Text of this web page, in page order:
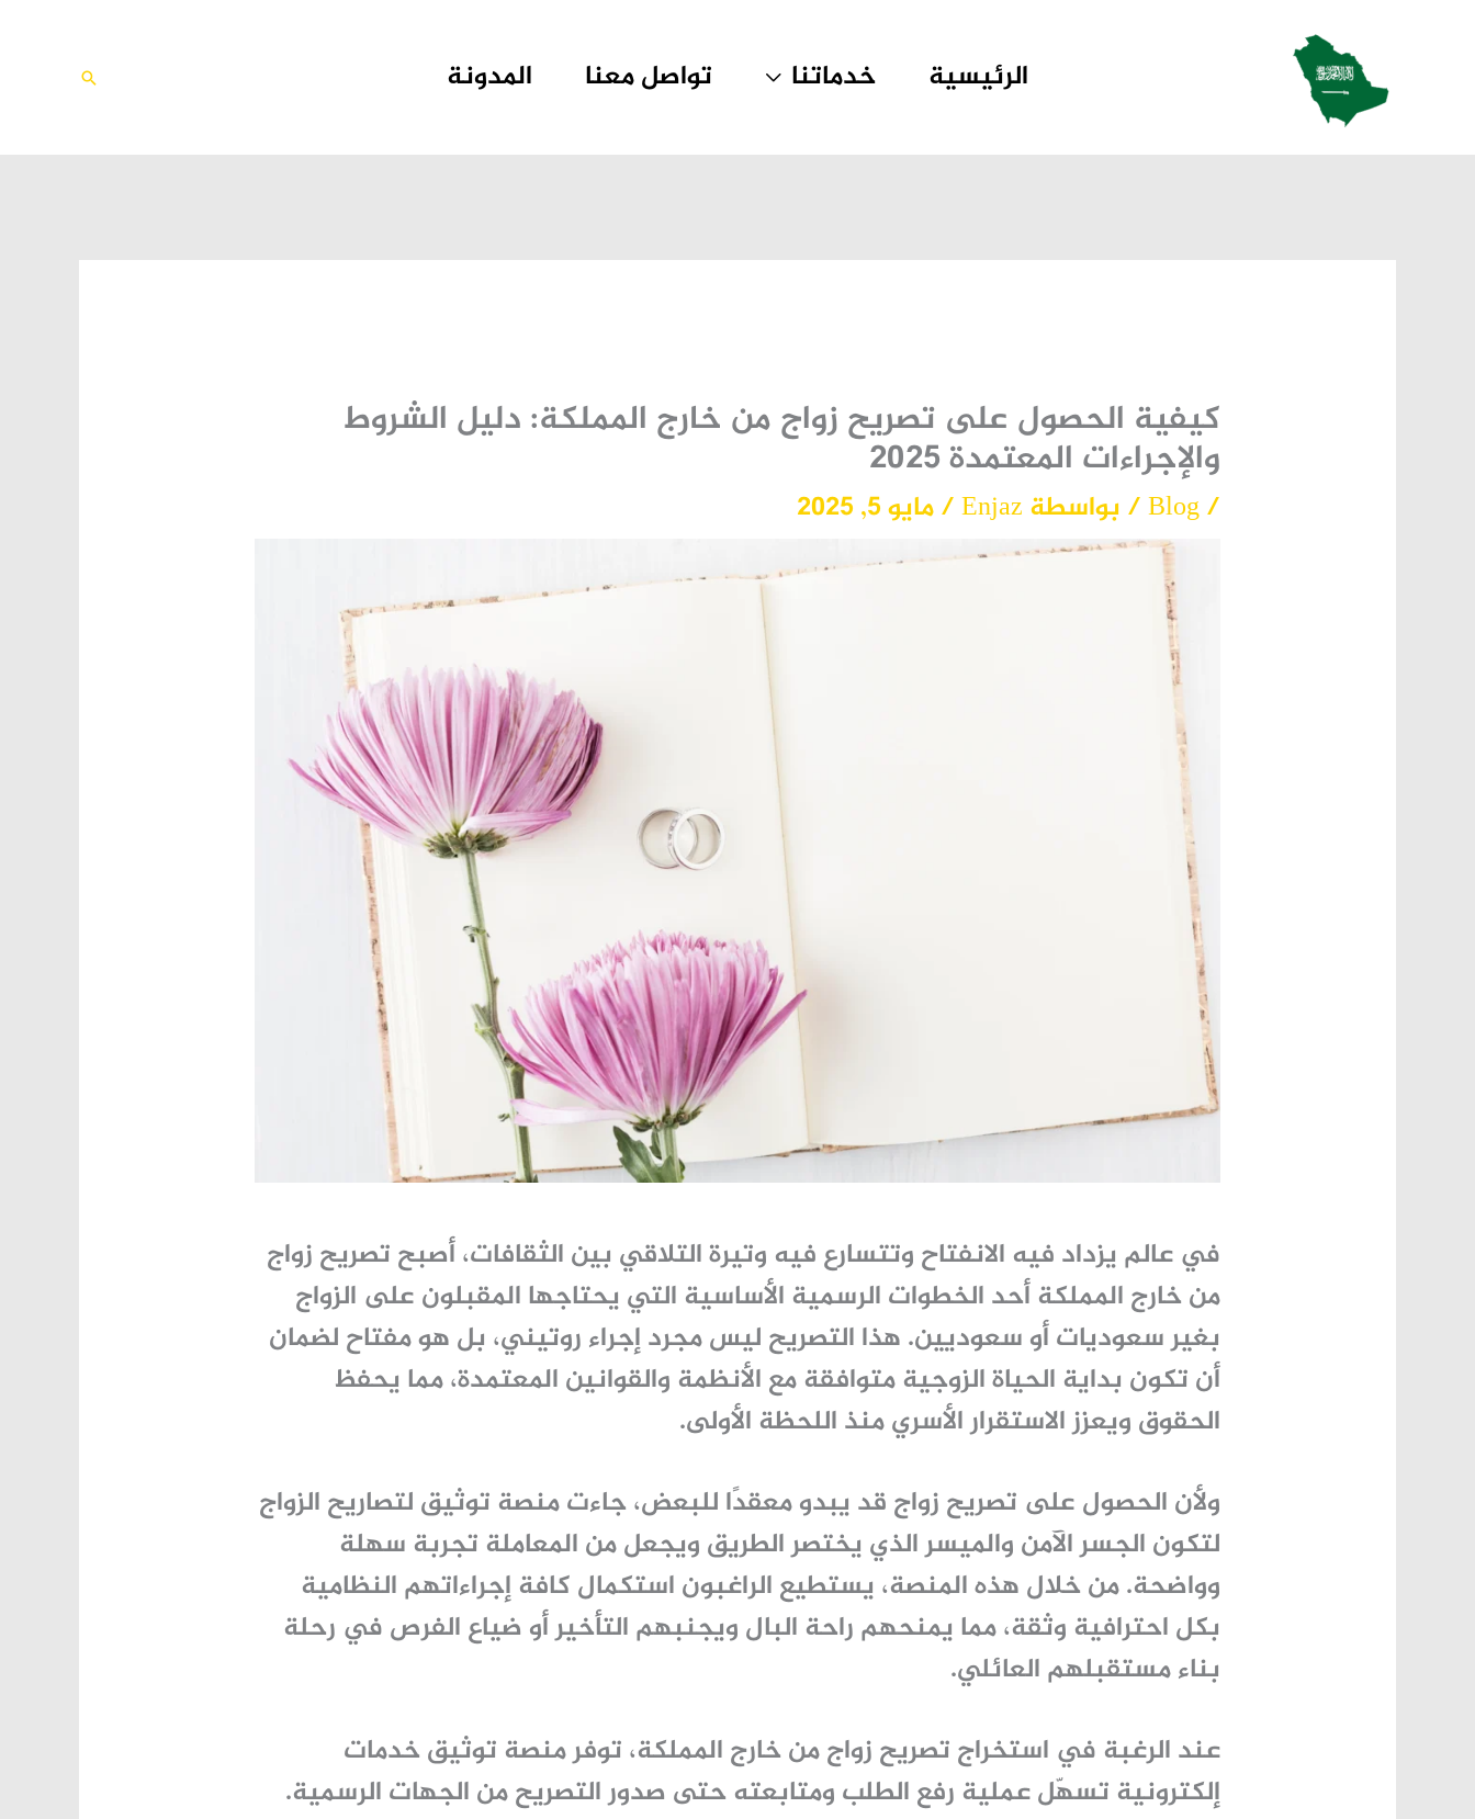
المحتوى
الرئيسية خدماتنا تواصل معنا المدونة البحث
كيفية الحصول على تصريح زواج من خارج المملكة: دليل الشروط
والإجراءات المعتمدة 2025
/
Blog/ بواسطة Enjaz
/مايو 5, 2025
في عالم يزداد فيه الانفتاح وتتسارع فيه وتيرة التلاقي بين الثقافات، أصبح تصريح زواج
من خارج المملكة​​ أحد الخطوات الرسمية الأساسية التي يحتاجها المقبلون على الزواج
بغير سعوديات أو سعوديين. هذا التصريح ليس مجرد إجراء روتيني، بل هو مفتاح لضمان
أن تكون بداية الحياة الزوجية متوافقة مع الأنظمة والقوانين المعتمدة، مما يحفظ
الحقوق ويعزز الاستقرار الأسري منذ اللحظة الأولى.
ولأن الحصول على تصريح زواج قد يبدو معقدًا للبعض، جاءت منصة توثيق لتصاريح الزواج
لتكون الجسر الآمن والميسر الذي يختصر الطريق ويجعل من المعاملة تجربة سهلة
وواضحة. من خلال هذه المنصة، يستطيع الراغبون استكمال كافة إجراءاتهم النظامية
بكل احترافية وثقة، مما يمنحهم راحة البال ويجنبهم التأخير أو ضياع الفرص في رحلة
بناء مستقبلهم العائلي.
عند الرغبة في استخراج تصريح زواج من خارج المملكة، توفر منصة توثيق خدمات
إلكترونية تسهّل عملية رفع الطلب ومتابعته حتى صدور التصريح من الجهات الرسمية.